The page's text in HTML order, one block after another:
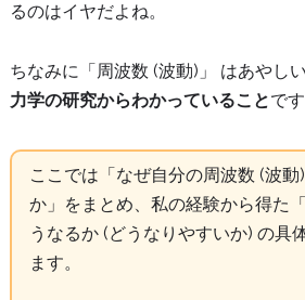
るのはイヤだよね。
ちなみに「周波数 (波動)」 はあやし
力学の研究からわかっていることです
ここでは「なぜ自分の周波数 (波
か」をまとめ、私の経験から得た
うなるか (どうなりやすいか) の具
ます。